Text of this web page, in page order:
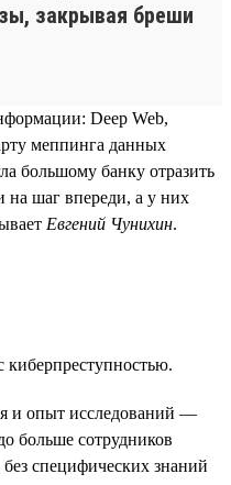
закрывая бреши
Deep Web,
меппинга данных
большому банку отразить
на шаг впереди, а у них
Евгений Чунихин.
и опыт исследований —
больше сотрудников
специфических знаний